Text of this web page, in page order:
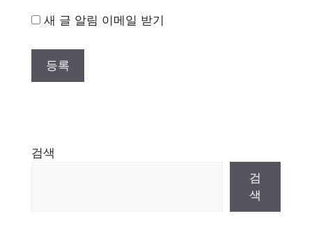
새 글 알림 이메일 받기
검색
검
색